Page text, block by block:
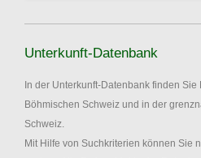
Unterkunft-Datenbank
In der Unterkunft-Datenbank finden
Böhmischen Schweiz und in der
Schweiz.
Mit Hilfe von Suchkriterien können Sie